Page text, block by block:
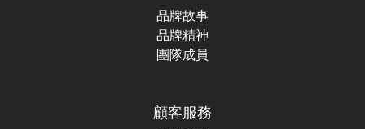
品牌故事
品牌精神
團隊成員
顧客服務